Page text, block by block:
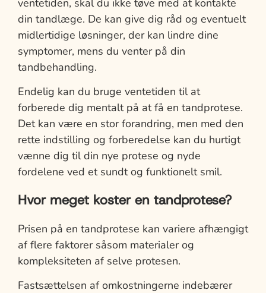
ventetiden, skal du ikke tøve med at kontakte
din tandlæge. De kan give dig råd og eventuelt
midlertidige løsninger, der kan lindre dine
symptomer, mens du venter på din
tandbehandling.
Endelig kan du bruge ventetiden til at
forberede dig mentalt på at få en tandprotese.
Det kan være en stor forandring, men med den
rette indstilling og forberedelse kan du hurtigt
vænne dig til din nye protese og nyde
fordelene ved et sundt og funktionelt smil.
Hvor meget koster en tandprotese?
Prisen på en tandprotese kan variere afhængigt
af flere faktorer såsom materialer og
kompleksiteten af selve protesen.
Fastsættelsen af omkostningerne indebærer